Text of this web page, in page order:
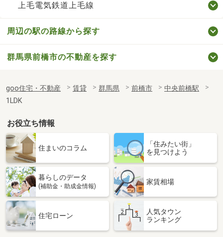
上毛電気鉄道上毛線
周辺の駅の路線から探す
群馬県前橋市の不動産を探す
goo住宅・不動産 賃貸 群馬県 前橋市
中央前橋駅
1LDK
お役立ち情報
住まいのコラム
「住みたい街」
を見つけよう
暮らしのデータ
(補助金・助成金情報)
家賃相場
住宅ローン
人気タウン
ランキング